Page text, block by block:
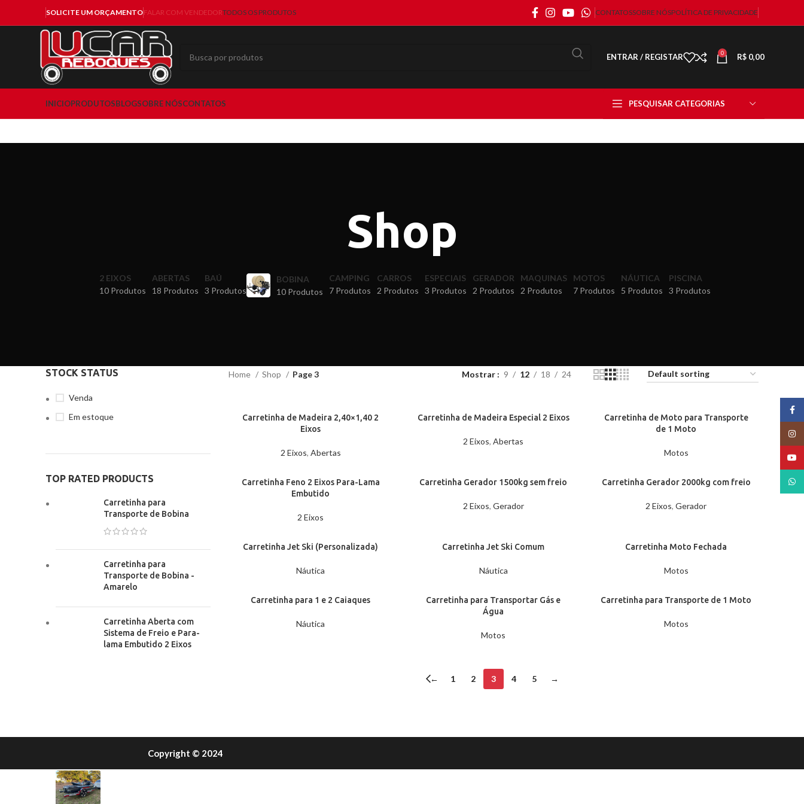
SOLICITE UM ORÇAMENTOFALAR COM VENDEDORTODOS OS PRODUTOS CONTATOSSOBRE NÓSPOLÍTICA DE PRIVACIDADE
ENTRAR / REGISTAR 0 R$ 0,00
INICIOPRODUTOSBLOGSOBRE NÓSCONTATOS PESQUISAR CATEGORIAS
Shop
2 EIXOS
10 Produtos
ABERTAS
18 Produtos
BAÚ
3 Produtos
BOBINA
10 Produtos
CAMPING
7 Produtos
CARROS
2 Produtos
ESPECIAIS
3 Produtos
GERADOR
2 Produtos
MAQUINAS
2 Produtos
MOTOS
7 Produtos
NÁUTICA
5 Produtos
PISCINA
3 Produtos
STOCK STATUS
Venda
Em estoque
TOP RATED PRODUCTS
Carretinha para
Transporte de Bobina
Carretinha para
Transporte de Bobina -
Amarelo
Carretinha Aberta com
Sistema de Freio e Para-
lama Embutido 2 Eixos
Home Shop Page 3 Mostrar 9 12 18 24
Carretinha de Madeira 2,40×1,40 2
Eixos
2 Eixos, Abertas
Carretinha de Madeira Especial 2 Eixos
2 Eixos,Abertas
Carretinha de Moto para Transporte
de 1 Moto
Motos
Carretinha Feno 2 Eixos Para-Lama
Embutido
2 Eixos
Carretinha Gerador 1500kg sem freio
2 Eixos, Gerador
Carretinha Gerador 2000kg com freio
2 Eixos,Gerador
Carretinha Jet Ski (Personalizada)
Náutica
Carretinha Jet Ski Comum
Náutica
Carretinha Moto Fechada
Motos
Carretinha para 1 e 2 Caiaques
Náutica
Carretinha para Transportar Gás e
Água
Motos
Carretinha para Transporte de 1 Moto
Motos
← 1 2 3 4 5 →
Copyright © 2024​